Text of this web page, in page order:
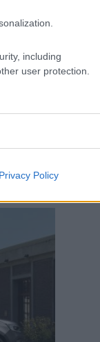
including
user protection.
Privacy Policy
χώρο
και